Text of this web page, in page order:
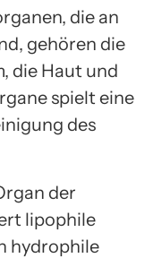
die an
gehören die
die Haut und
spielt eine
des
der
lipophile
hydrophile